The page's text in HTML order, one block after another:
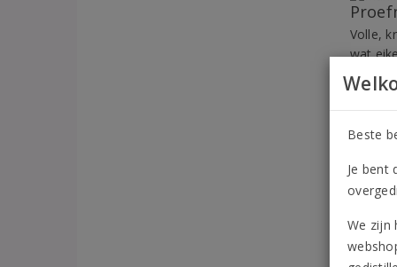
Volle,
wat
lange
Op
Beste
Je bent
We zijn